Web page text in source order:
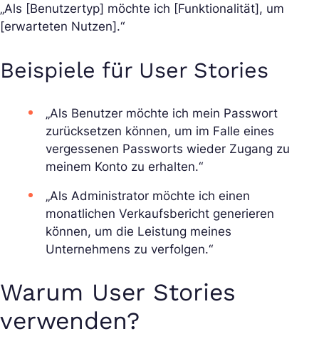
„Als [Benutzertyp] möchte ich [Funktionalität], um
[erwarteten Nutzen].“
Beispiele für User Stories
„Als Benutzer möchte ich mein Passwort
zurücksetzen können, um im Falle eines
vergessenen Passworts wieder Zugang zu
meinem Konto zu erhalten.“
„Als Administrator möchte ich einen
monatlichen Verkaufsbericht generieren
können, um die Leistung meines
Unternehmens zu verfolgen.“
Warum User Stories
verwenden?